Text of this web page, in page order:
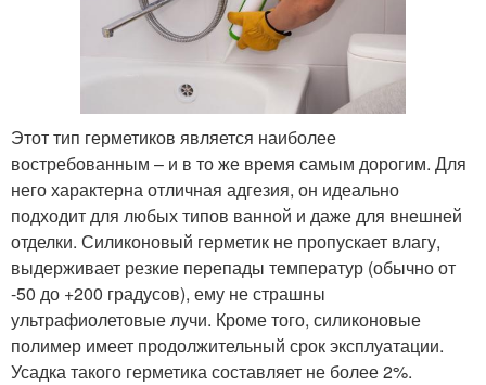
Этот тип герметиков является наиболее
востребованным – и в то же время самым дорогим. Для
него характерна отличная адгезия, он идеально
подходит для любых типов ванной и даже для внешней
отделки. Силиконовый герметик не пропускает влагу,
выдерживает резкие перепады температур (обычно от
-50 до +200 градусов), ему не страшны
ультрафиолетовые лучи. Кроме того, силиконовые
полимер имеет продолжительный срок эксплуатации.
Усадка такого герметика составляет не более 2%.